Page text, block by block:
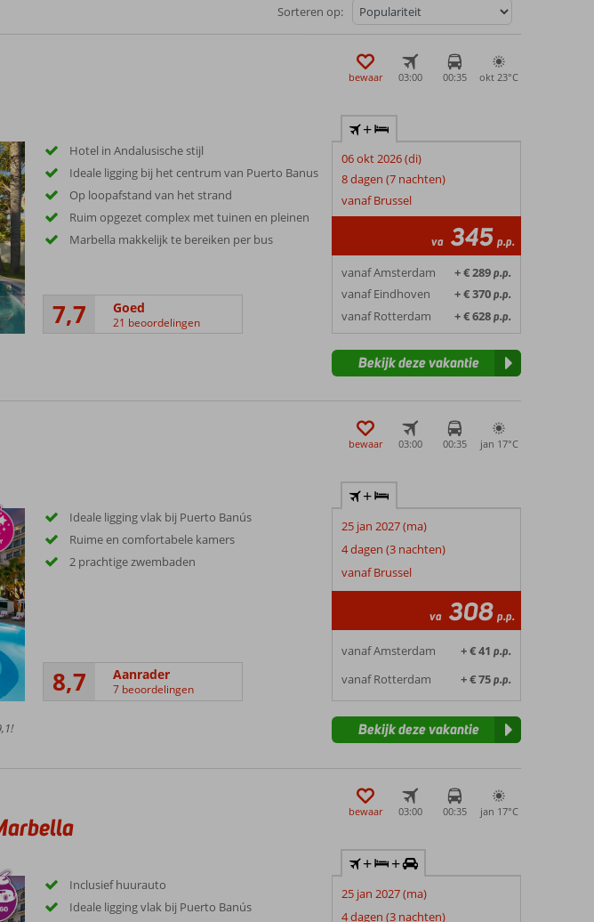
Sorteren op:
bewaar 03:00 00:35 okt 23°C
Hotel in Andalusische stijl
Ideale ligging bij het centrum van Puerto Banus
Op loopafstand van het strand
Ruim opgezet complex met tuinen en pleinen
Marbella makkelijk te bereiken per bus
7,7 Goed
21 beoordelingen
+
06 okt 2026 (di)
8 dagen (7 nachten)
vanaf Brussel
va 345 p.p.
vanaf Amsterdam + € 289p.p.
vanaf Eindhoven + € 370p.p.
vanaf Rotterdam + € 628p.p.
Bekijk deze vakantie
bewaar 03:00 00:35 jan 17°C
Ideale ligging vlak bij Puerto Banús
Ruime en comfortabele kamers
2 prachtige zwembaden
8,7 Aanrader
7 beoordelingen
+
25 jan 2027 (ma)
4 dagen (3 nachten)
vanaf Brussel
va 308 p.p.
vanaf Amsterdam + € 41 p.p.
vanaf Rotterdam + € 75p.p.
Bekijk deze vakantie
bewaar 03:00 00:35 jan 17°C
Inclusief huurauto
Ideale ligging vlak bij Puerto Banús
+ +
25 jan 2027 (ma)
4 dagen (3 nachten)